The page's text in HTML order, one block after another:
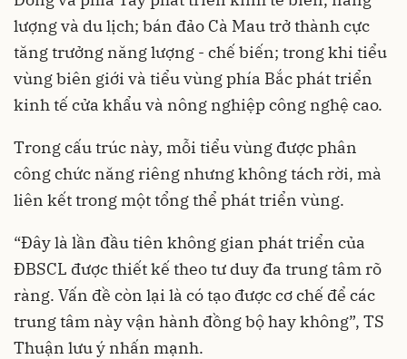
lượng và du lịch; bán đảo Cà Mau trở thành cực
tăng trưởng năng lượng - chế biến; trong khi tiểu
vùng biên giới và tiểu vùng phía Bắc phát triển
kinh tế cửa khẩu và nông nghiệp công nghệ cao.
Trong cấu trúc này, mỗi tiểu vùng được phân
công chức năng riêng nhưng không tách rời, mà
liên kết trong một tổng thể phát triển vùng.
“Đây là lần đầu tiên không gian phát triển của
ĐBSCL được thiết kế theo tư duy đa trung tâm rõ
ràng. Vấn đề còn lại là có tạo được cơ chế để các
trung tâm này vận hành đồng bộ hay không”, TS
Thuận lưu ý nhấn mạnh.